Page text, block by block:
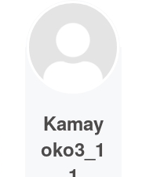
Kamay
oko3_1